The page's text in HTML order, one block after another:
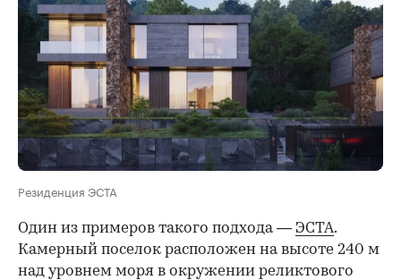
Резиденция ЭСТА
Один из примеров такого подхода — ЭСТА.
Камерный поселок расположен на высоте 240 м
над уровнем моря в окружении реликтового